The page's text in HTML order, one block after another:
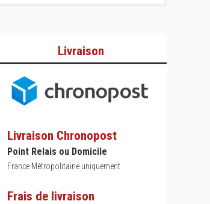
Livraison
Livraison Chronopost
Point Relais ou Domicile
France Métropolitaine uniquement
Frais de livraison